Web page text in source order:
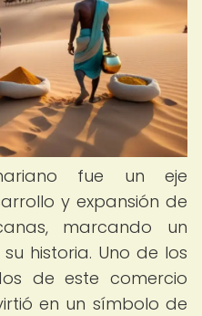
fue un eje
y expansión de
marcando un
historia. Uno de los
de este comercio
en un símbolo de